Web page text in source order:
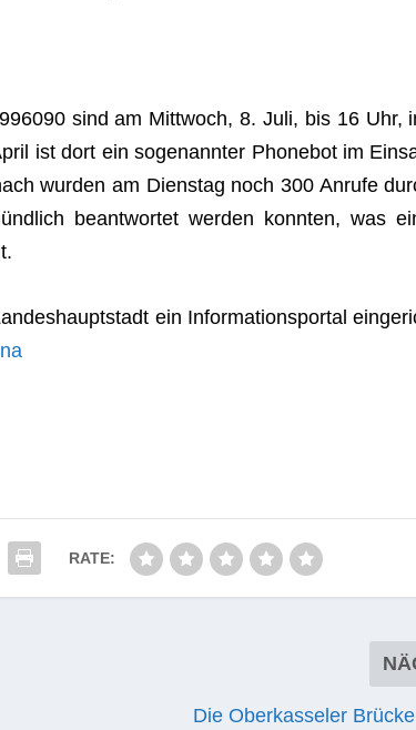
sind am Mitt­woch, 8. Juli, bis 16 Uhr,
ist dort ein soge­nann­ter Phone­bot im
wur­den am Diens­tag noch 300 Anrufe
beant­wor­tet wer­den konn­ten, was
ein Infor­ma­ti­ons­por­tal
RATE:
Die Oberkasseler